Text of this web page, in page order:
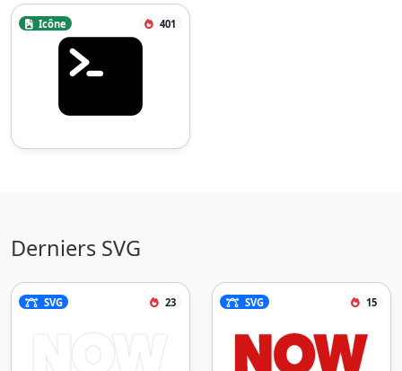
Icône 401
Derniers SVG
SVG 23 SVG 15